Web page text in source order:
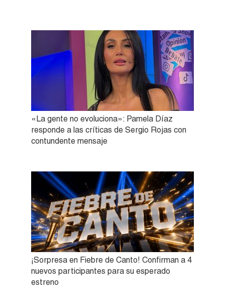
«La gente no evoluciona»: Pamela Díaz
responde a las críticas de Sergio Rojas con
contundente mensaje
¡Sorpresa en Fiebre de Canto! Confirman a 4
nuevos participantes para su esperado
estreno